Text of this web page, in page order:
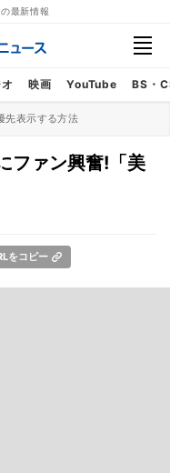
最新情報
映画 YouTube BS・
先表示する方法
ファン興奮!「美
をコピー